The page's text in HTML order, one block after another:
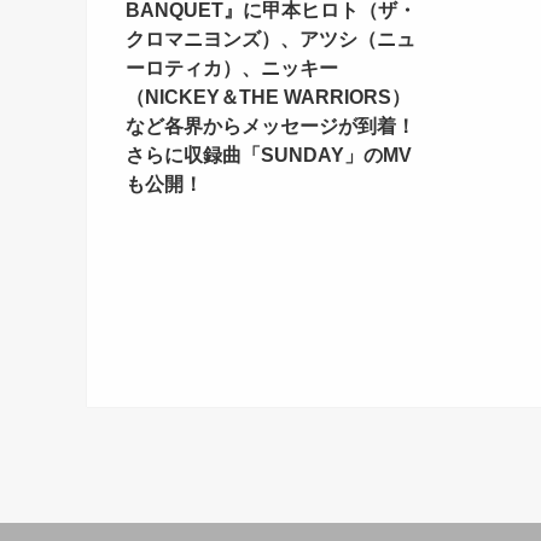
BANQUET』に甲本ヒロト（ザ・
クロマニヨンズ）、アツシ（ニュ
ーロティカ）、ニッキー
（NICKEY＆THE WARRIORS）
など各界からメッセージが到着！
さらに収録曲「SUNDAY」のMV
も公開！